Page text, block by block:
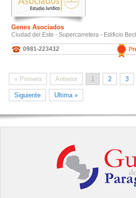
Genes Asociados
Ciudad del Este - Supercarretera - Edificio
0981-223432
« Primera Anterior 1 2 3
Siguiente Ultima »